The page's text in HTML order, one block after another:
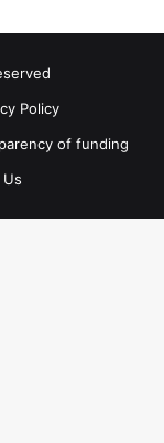
Policy
of funding